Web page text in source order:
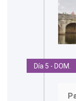
Día 5 - DOM.